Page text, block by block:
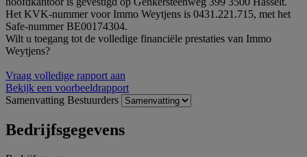
Het KVK-nummer voor Immo Weytjens is 0431.221.715, met het
Safe-nummer BE00174304.
Wilt u toegang tot de volledige financiële prestaties van Immo
Weytjens?
Vraag volledige rapport aan
Bekijk een voorbeeldrapport
Samenvatting Bestuurders
Bedrijfsgegevens